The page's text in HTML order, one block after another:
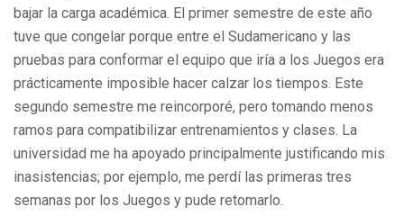
bajar la carga académica. El primer semestre de este año
tuve que congelar porque entre el Sudamericano y las
pruebas para conformar el equipo que iría a los Juegos era
prácticamente imposible hacer calzar los tiempos. Este
segundo semestre me reincorporé, pero tomando menos
ramos para compatibilizar entrenamientos y clases. La
universidad me ha apoyado principalmente justificando mis
inasistencias; por ejemplo, me perdí las primeras tres
semanas por los Juegos y pude retomarlo.